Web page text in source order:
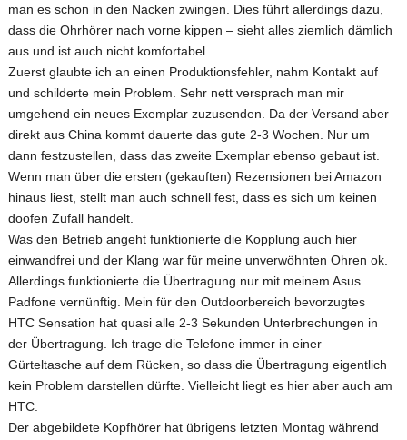
man es schon in den Nacken zwingen. Dies führt allerdings dazu,
dass die Ohrhörer nach vorne kippen – sieht alles ziemlich dämlich
aus und ist auch nicht komfortabel.
Zuerst glaubte ich an einen Produktionsfehler, nahm Kontakt auf
und schilderte mein Problem. Sehr nett versprach man mir
umgehend ein neues Exemplar zuzusenden. Da der Versand aber
direkt aus China kommt dauerte das gute 2-3 Wochen. Nur um
dann festzustellen, dass das zweite Exemplar ebenso gebaut ist.
Wenn man über die ersten (gekauften) Rezensionen bei Amazon
hinaus liest, stellt man auch schnell fest, dass es sich um keinen
doofen Zufall handelt.
Was den Betrieb angeht funktionierte die Kopplung auch hier
einwandfrei und der Klang war für meine unverwöhnten Ohren ok.
Allerdings funktionierte die Übertragung nur mit meinem Asus
Padfone vernünftig. Mein für den Outdoorbereich bevorzugtes
HTC Sensation hat quasi alle 2-3 Sekunden Unterbrechungen in
der Übertragung. Ich trage die Telefone immer in einer
Gürteltasche auf dem Rücken, so dass die Übertragung eigentlich
kein Problem darstellen dürfte. Vielleicht liegt es hier aber auch am
HTC.
Der abgebildete Kopfhörer hat übrigens letzten Montag während